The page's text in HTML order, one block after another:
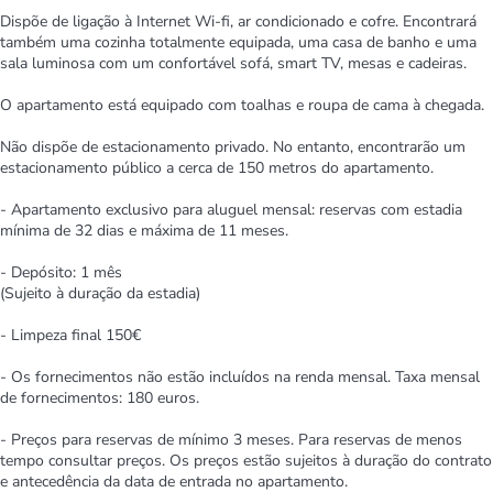
Dispõe de ligação à Internet Wi-fi, ar condicionado e cofre. Encontrará
também uma cozinha totalmente equipada, uma casa de banho e uma
sala luminosa com um confortável sofá, smart TV, mesas e cadeiras.
O apartamento está equipado com toalhas e roupa de cama à chegada.
Não dispõe de estacionamento privado. No entanto, encontrarão um
estacionamento público a cerca de 150 metros do apartamento.
- Apartamento exclusivo para aluguel mensal: reservas com estadia
mínima de 32 dias e máxima de 11 meses.
- Depósito: 1 mês
(Sujeito à duração da estadia)
- Limpeza final 150€
- Os fornecimentos não estão incluídos na renda mensal. Taxa mensal
de fornecimentos: 180 euros.
- Preços para reservas de mínimo 3 meses. Para reservas de menos
tempo consultar preços. Os preços estão sujeitos à duração do contrato
e antecedência da data de entrada no apartamento.